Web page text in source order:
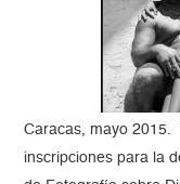
Caracas, mayo 2015.
inscripciones para la